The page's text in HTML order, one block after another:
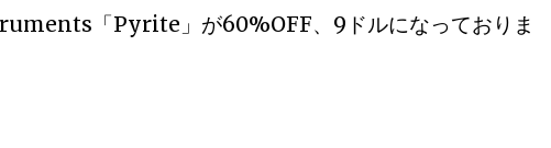
「Pyrite」が60%OFF、9ドルになっておりま